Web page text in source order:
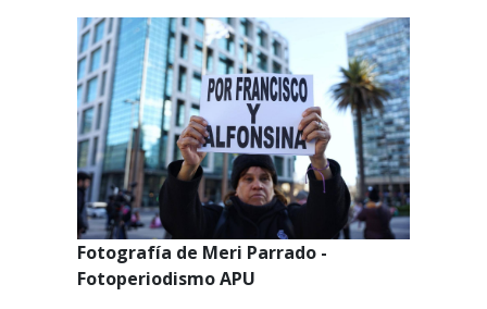
Fotografía de Meri Parrado -
Fotoperiodismo APU